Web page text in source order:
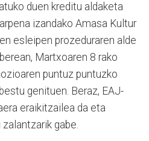
duen kreditu aldaketa
izandako Amasa Kultur
esleipen prozeduraren alde
Martxoaren 8 rako
puntuz puntuzko
genituen. Beraz, EAJ-
eraikitzailea da eta
gabe.